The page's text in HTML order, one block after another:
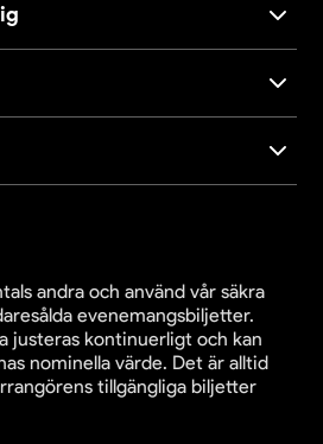
andra och använd vår säkra
evenemangsbiljetter.
justeras kontinuerligt och kan
nominella värde. Det är alltid
tillgängliga biljetter